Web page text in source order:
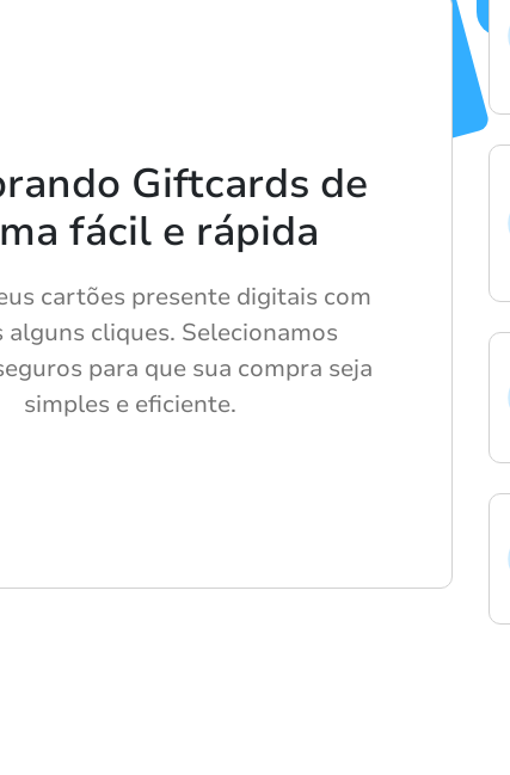
Giftcards de
fácil e rápida
cartões presente digitais com
alguns cliques. Selecionamos
para que sua compra seja
simples e eficiente.